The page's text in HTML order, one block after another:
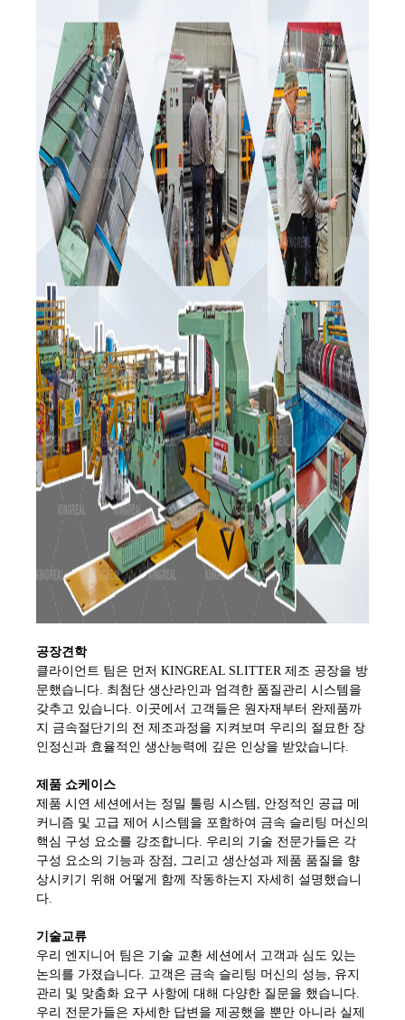
공장견학
클라이언트 팀은 먼저 KINGREAL SLITTER 제조 공장을 방
문했습니다. 최첨단 생산라인과 엄격한 품질관리 시스템을
갖추고 있습니다. 이곳에서 고객들은 원자재부터 완제품까
지 금속절단기의 전 제조과정을 지켜보며 우리의 절묘한 장
인정신과 효율적인 생산능력에 깊은 인상을 받았습니다.
제품 쇼케이스
제품 시연 세션에서는 정밀 툴링 시스템, 안정적인 공급 메
커니즘 및 고급 제어 시스템을 포함하여 금속 슬리팅 머신의
핵심 구성 요소를 강조합니다. 우리의 기술 전문가들은 각
구성 요소의 기능과 장점, 그리고 생산성과 제품 품질을 향
상시키기 위해 어떻게 함께 작동하는지 자세히 설명했습니
다.
기술교류
우리 엔지니어 팀은 기술 교환 세션에서 고객과 심도 있는
논의를 가졌습니다. 고객은 금속 슬리팅 머신의 성능, 유지
관리 및 맞춤화 요구 사항에 대해 다양한 질문을 했습니다.
우리 전문가들은 자세한 답변을 제공했을 뿐만 아니라 실제